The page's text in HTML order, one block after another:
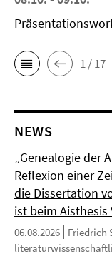
1 / 17
NEWS
„Genealogie der
Reflexion einer
die Dissertation
ist beim Aisthesis
06.08.2026
Friedrich